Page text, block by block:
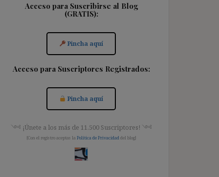
Acceso para Suscribirse al Blog
(GRATIS):
Pincha aquí
Acceso para Suscriptores Registrados:
Pincha aquí
༺ ¡Únete a los más de 11.500 Suscriptores! ༺
[Con el registro aceptas la Política de Privacidad del blog]